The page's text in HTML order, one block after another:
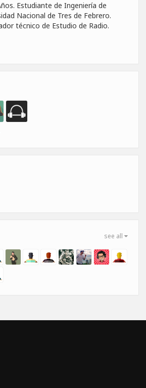
Estudiante de Ingeniería de
Nacional de Tres de Febrero.
técnico de Estudio de Radio.
see all